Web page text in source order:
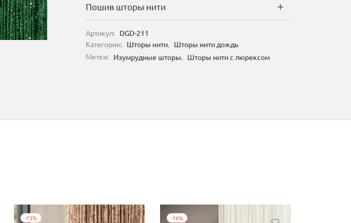
Пошив шторы нити
Артикул: DGD-211
Категории: Шторы нити, Шторы нити дождь
Метки: Изумрудные шторы, Шторы нити с люрексом
-13% -16%